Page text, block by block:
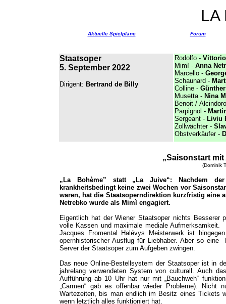
LA
Aktuelle Spielpläne Forum
Staatsoper
5. September 2022
Dirigent: Bertrand de Billy
Rodolfo -
Mimì - Anna
Marcello -
Schaunard -
Colline -
Musetta - Nina
Benoit / Alcindoro
Parpignol -
Sergeant - Liviu
Zollwächter -
Obstverkäufer -
„Saisonstart
(Dominik
„La Bohème” statt „La Juive“: Nachdem
krankheitsbedingt keine zwei Wochen vor
waren, hat die Staatsoperndirektion kurzfristig eine
Netrebko wurde als Mimì engagiert.
Eigentlich hat der Wiener Staatsoper nichts Besserer
volle Kassen und maximale mediale
Jacques Fromental Halévys Meisterwerk ist
opernhistorischer Ausflug für Liebhaber. Aber so eine
Server der Staatsoper zum Aufgeben zwingen.
Das neue Online-Bestellsystem der Staatsoper ist in
jahrelang verwendeten System von culturall. Auch
Aufführung ab 10 Uhr hat nur mit „Bauchweh“
„Carmen“ gab es offenbar wieder Probleme). Nicht
Wartezeiten, bis man endlich im Besitz eines Tickets
wenn letztlich alles funktioniert hat.